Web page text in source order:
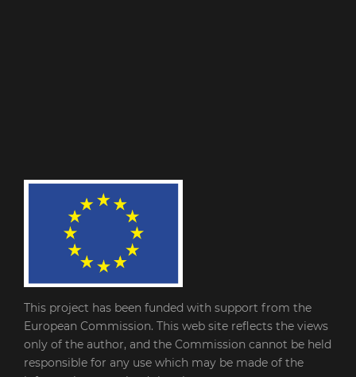
This project has been funded with support from the
European Commission. This web site reflects the views
only of the author, and the Commission cannot be held
responsible for any use which may be made of the